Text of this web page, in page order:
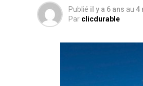
Publié il y a 6 ans au 4
Par clicdurable